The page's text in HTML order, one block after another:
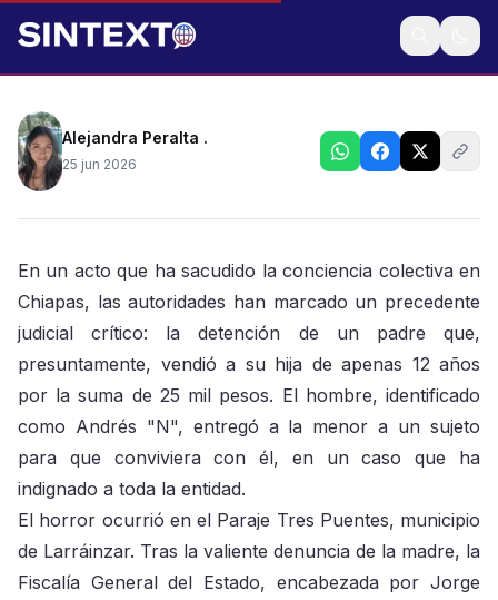
Caso histórico contra la cohabitación forzada
Alejandra Peralta .
25 jun 2026
En un acto que ha sacudido la conciencia colectiva en
Chiapas, las autoridades han marcado un precedente
judicial crítico: la detención de un padre que,
presuntamente, vendió a su hija de apenas 12 años
por la suma de 25 mil pesos. El hombre, identificado
como Andrés "N", entregó a la menor a un sujeto
para que conviviera con él, en un caso que ha
indignado a toda la entidad.
El horror ocurrió en el Paraje Tres Puentes, municipio
de Larráinzar. Tras la valiente denuncia de la madre, la
Fiscalía General del Estado, encabezada por Jorge